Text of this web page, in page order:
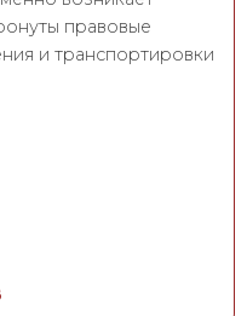
правовые
и транспортировки